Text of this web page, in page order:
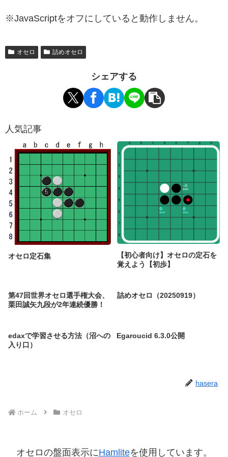
※JavaScriptをオフにしていると動作しません。
オセロ 詰めオセロ
シェアする
人気記事
オセロ定石集
【初心者向け】オセロの定石を
覚えよう【初歩】
第47回世界オセロ選手権大会、
栗田誠矢九段が2年連続優勝！
詰めオセロ（20250919）
edaxで学習させる方法（沼への
入り口）
Egaroucid 6.3.0公開
hasera
ホーム オセロ
オセロの盤面表示にHamliteを使用しています。